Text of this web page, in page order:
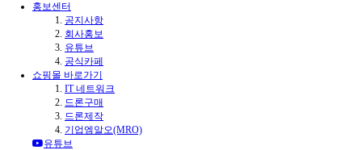
홍보센터
공지사항
회사홍보
유튜브
공식카페
쇼핑몰 바로가기
IT 네트워크
드론구매
드론제작
기업엠알오(MRO)
유튜브